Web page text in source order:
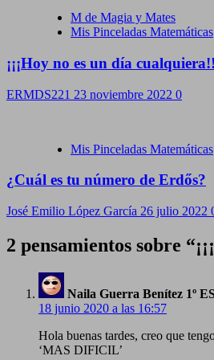
M de Magia y Mates
Mis Pinceladas Matemáticas
¡¡¡Hoy no es un día
ERMDS221 23 noviembre 2022 0
Mis Pinceladas Matemáticas
¿Cuál es tu número de Erdős?
José Emilio López García 26 julio 2022
2 pensamientos sobre “
Naila Guerra Benítez 1º
18 junio 2020 a las 16:57
Hola buenas tardes, creo que
‘MAS DIFICIL’